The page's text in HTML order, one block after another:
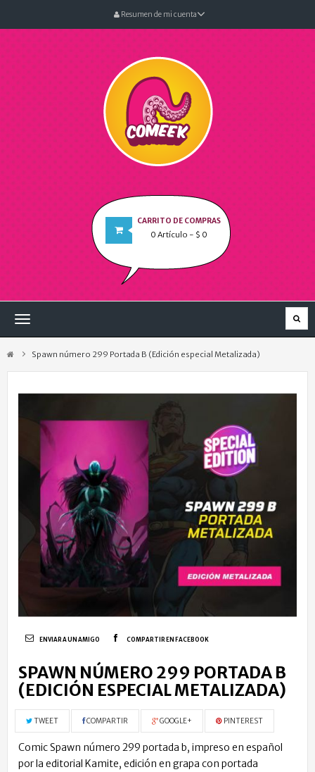
Resumen de mi cuenta
CARRITO DE COMPRAS
0 Artículo - $ 0
Navegación
Spawn número 299 Portada B (Edición especial Metalizada)
ENVIAR A UN AMIGO COMPARTIR EN FACEBOOK
SPAWN NÚMERO 299 PORTADA B
(EDICIÓN ESPECIAL METALIZADA)
TWEET COMPARTIR GOOGLE+ PINTEREST
Comic Spawn número 299 portada b, impreso en español
por la editorial Kamite, edición en grapa con portada